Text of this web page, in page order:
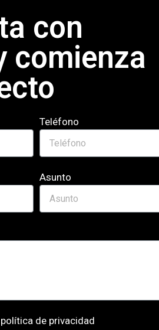
con
comienza
Teléfono
Asunto
política de privacidad